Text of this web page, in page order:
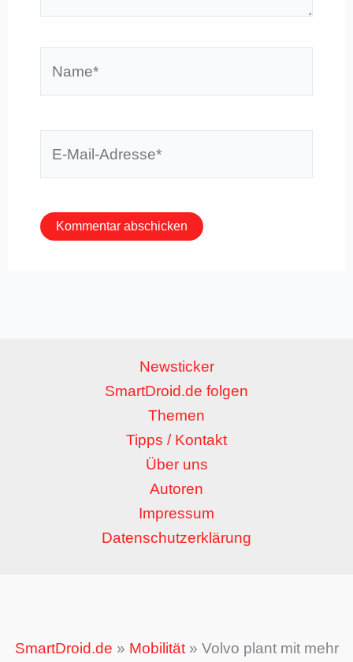
Newsticker
SmartDroid.de folgen
Themen
Tipps / Kontakt
Über uns
Autoren
Impressum
Datenschutzerklärung
SmartDroid.de » Mobilität» Volvo plant mit mehr